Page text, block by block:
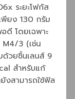
ระยะโฟกัส
พียง 130 กรัม
ดี โดยเฉพาะ
M4/3 (เช่น
ด้วยชิ้นเลนส์ 9
สำหรับแก้
งสามารถใช้ฟิล